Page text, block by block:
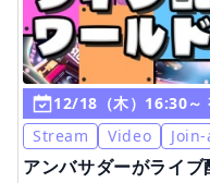
12/18（木）16:30～
Stream
Video
アンバサダーがライ